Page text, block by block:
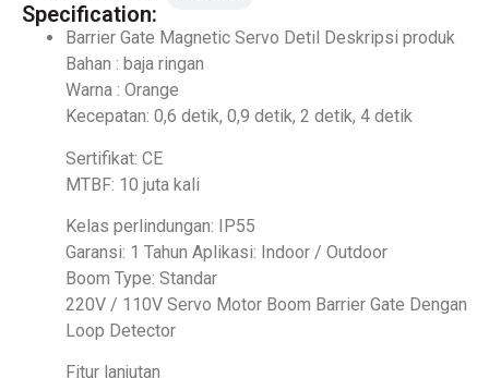
Specification:
Barrier Gate Magnetic Servo Detil Deskripsi produk
Bahan : baja ringan
Warna : Orange
Kecepatan: 0,6 detik, 0,9 detik, 2 detik, 4 detik
Sertifikat: CE
MTBF: 10 juta kali
Kelas perlindungan: IP55
Garansi: 1 Tahun Aplikasi: Indoor / Outdoor
Boom Type: Standar
220V / 110V Servo Motor Boom Barrier Gate Dengan
Loop Detector
Fitur lanjutan